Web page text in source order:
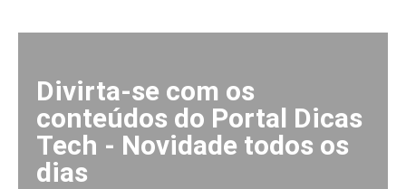
Divirta-se com os
conteúdos do Portal Dicas
Tech - Novidade todos os
dias